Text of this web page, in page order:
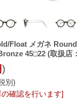
Float メガネ
45□22 (取扱店
別)
)
確認を行います]